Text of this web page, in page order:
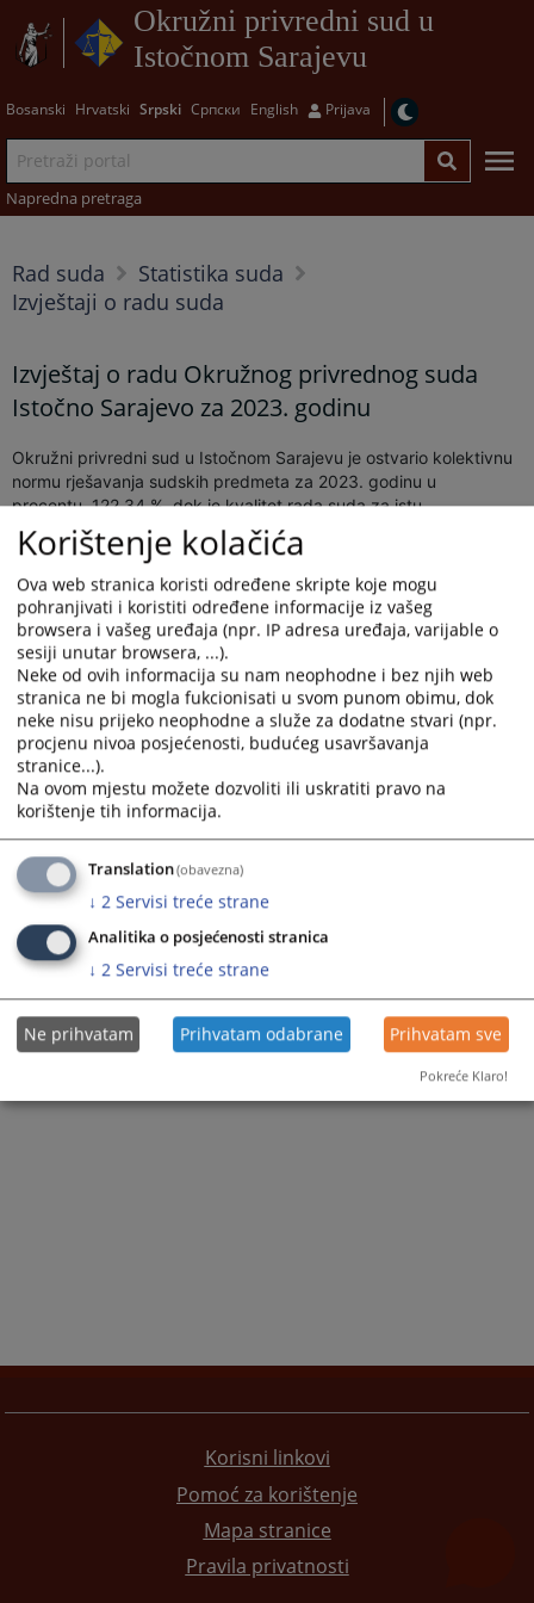
Okružni privredni sud u
Istočnom Sarajevu
Bosanski Hrvatski Srpski Српски English Prijava
Napredna pretraga
Rad suda
Statistika suda
Izvještaji o radu suda
Izvještaj o radu Okružnog privrednog suda
Istočno Sarajevo za 2023. godinu
Okružni privredni sud u Istočnom Sarajevu je ostvario kolektivnu
normu rješavanja sudskih predmeta za 2023. godinu u
procentu 122,34 %, dok je kvalitet rada suda za istu
godinu
89,36%.
Kompletan tabelarni izvještaj o radu Okružnog privrednog suda
Istočno Sarajevo u periodu od 01.01.2023. do 31.12.2023. godine
možete preuzeti u prilogu desno.
Prikazana vijest je na : Srpski jezik
Prateći dokumenti
Izvjestaj o radu suda za 2023. godinu
Korisni linkovi
Pomoć za korištenje
Mapa stranice
Pravila privatnosti
Korištenje kolačića
Ova web stranica koristi određene skripte koje mogu
pohranjivati i koristiti određene informacije iz vašeg
browsera i vašeg uređaja (npr. IP adresa uređaja, varijable o
sesiji unutar browsera, ...).
Neke od ovih informacija su nam neophodne i bez njih web
stranica ne bi mogla fukcionisati u svom punom obimu, dok
neke nisu prijeko neophodne a služe za dodatne stvari (npr.
procjenu nivoa posjećenosti, budućeg usavršavanja
stranice...).
Na ovom mjestu možete dozvoliti ili uskratiti pravo na
korištenje tih informacija.
Translation(obavezna)
↓ 2 Servisi treće strane
Analitika o posjećenosti stranica
↓ 2 Servisi treće strane
Ne prihvatam Prihvatam odabrane Prihvatam sve
Pokreće Klaro!